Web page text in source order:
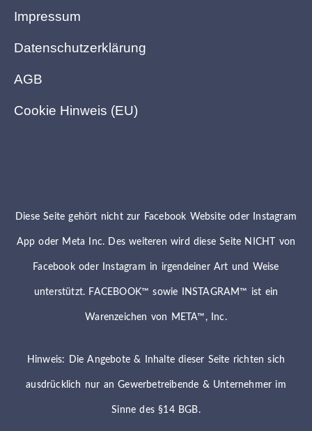
Impressum
Datenschutzerklärung
AGB
Cookie Hinweis (EU)
Diese Seite gehört nicht zur Facebook Website oder Instagram
App oder Meta Inc. Des weiteren wird diese Seite NICHT von
Facebook oder Instagram in irgendeiner Art und Weise
unterstützt. FACEBOOK™ sowie INSTAGRAM™ ist ein
Warenzeichen von META™, Inc.
Hinweis: Die Angebote & Inhalte dieser Seite richten sich
ausdrücklich nur an Gewerbetreibende & Unternehmer im
Sinne des §14 BGB.